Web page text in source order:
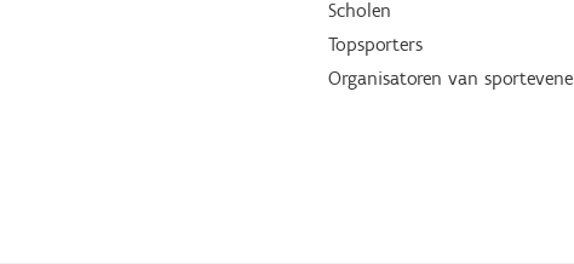
Scholen
Topsporters
Organisatoren van